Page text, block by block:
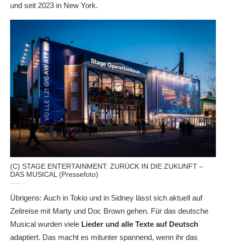
und seit 2023 in New York.
(C) STAGE ENTERTAINMENT: ZURÜCK IN DIE ZUKUNFT –
DAS MUSICAL (Pressefoto)
Übrigens: Auch in Tokio und in Sidney lässt sich aktuell auf
Zeitreise mit Marty und Doc Brown gehen. Für das deutsche
Musical wurden viele Lieder und alle Texte auf Deutsch
adaptiert. Das macht es mitunter spannend, wenn ihr das